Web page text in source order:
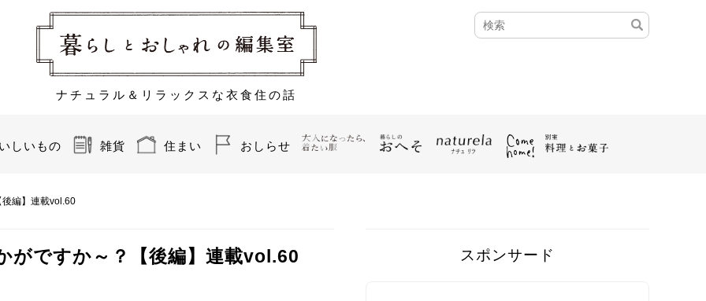
ナチュラル＆リラックスな衣食住の話
しいもの 雑貨 住まい おしらせ
編】連載vol.60
がですか～？【後編】連載vol.60 スポンサード